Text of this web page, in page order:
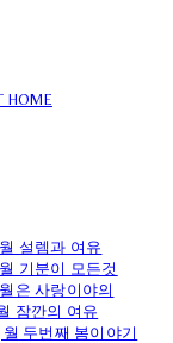
HOME
설렘과 여유
기분이 모든것
은 사랑이야의
잠깐의 여유
두번째 봄이야기